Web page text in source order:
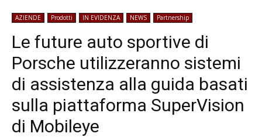
AZIENDE Prodotti IN EVIDENZA NEWS Partnership
Le future auto sportive di
Porsche utilizzeranno sistemi
di assistenza alla guida basati
sulla piattaforma SuperVision
di Mobileye